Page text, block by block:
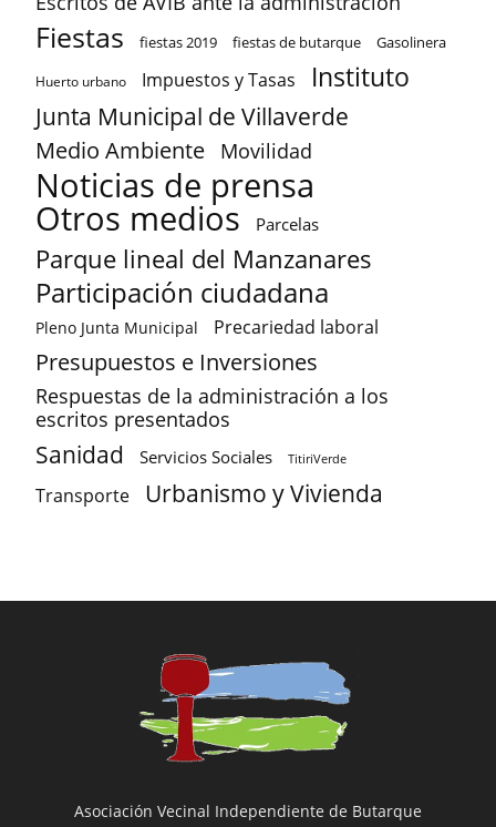
Fiestas fiestas 2019 fiestas de butarque Gasolinera
Huerto urbano Impuestos y Tasas Instituto
Junta Municipal de Villaverde
Medio Ambiente Movilidad
Noticias de prensa
Otros medios Parcelas
Parque lineal del Manzanares
Participación ciudadana
Pleno Junta Municipal Precariedad laboral
Presupuestos e Inversiones
Respuestas de la administración a los
escritos presentados
Sanidad Servicios Sociales TitiriVerde
Transporte Urbanismo y Vivienda
Asociación Vecinal Independiente de Butarque